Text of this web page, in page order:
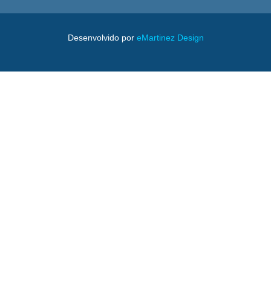
Desenvolvido por eMartinez Design